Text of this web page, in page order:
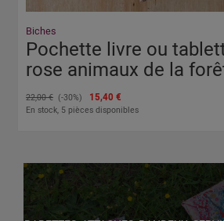
Biches
Pochette livre ou
rose animaux de la
22,00 € (-30%) 15,40 €
En stock, 5 pièces disponibles